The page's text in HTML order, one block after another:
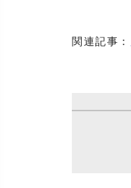
関連記事：